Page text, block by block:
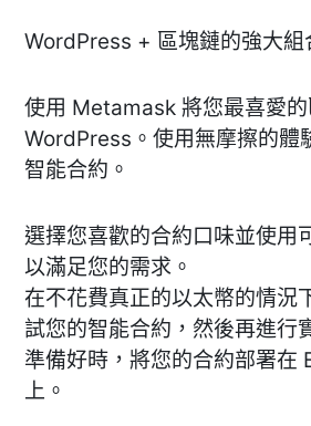
WordPress + 區塊鏈的強大組
使用 Metamask 將您最喜愛的
WordPress。使用無摩擦的體
智能合約。
選擇您喜歡的合約口味並使用
以滿足您的需求。
在不花費真正的以太幣的情況
試您的智能合約，然後再進行
準備好時，將您的合約部署在
上。